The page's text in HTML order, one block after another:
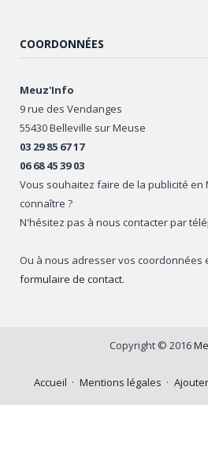
COORDONNÉES
Meuz'Info
9 rue des Vendanges
55430 Belleville sur Meuse
03 29 85 67 17
06 68 45 39 03
Vous souhaitez faire de la publicité
connaître ?
N'hésitez pas à nous contacter par
Ou à nous adresser vos coordonnées
formulaire de contact.
Copyright © 2016
Accueil Mentions légales